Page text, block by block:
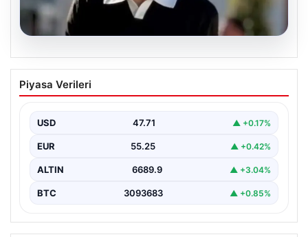
06.08.2026
Fatih’te 19 yaşındaki Ali’nin bıçakla
öldürüldüğü kavgaya ilişkin gözaltı
Piyasa Verileri
USD 47.71 ▲ +0.17%
EUR 55.25 ▲ +0.42%
ALTIN 6689.9 ▲ +3.04%
BTC 3093683 ▲ +0.85%